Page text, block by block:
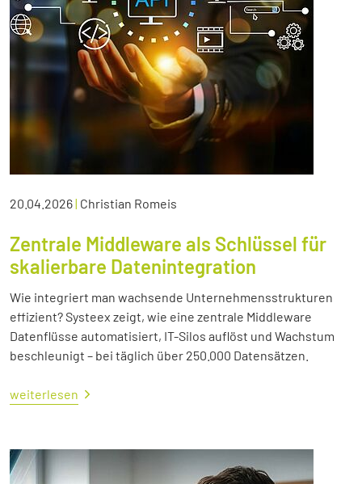
20.04.2026| Christian Romeis
Zentrale Middleware als Schlüssel für
skalierbare Datenintegration
Wie integriert man wachsende Unternehmensstrukturen
effizient? Systeex zeigt, wie eine zentrale Middleware
Datenflüsse automatisiert, IT-Silos auflöst und Wachstum
beschleunigt – bei täglich über 250.000 Datensätzen.
weiterlesen